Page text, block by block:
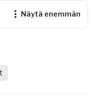
näytä enemmän